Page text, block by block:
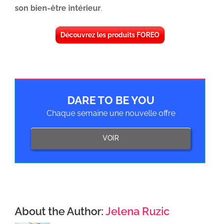
son bien-être intérieur.
Découvrez les produits FOREO
DARE TO BE YOU
Chaque semaine une nouvelle offre
VOIR
About the Author:Jelena Ruzic